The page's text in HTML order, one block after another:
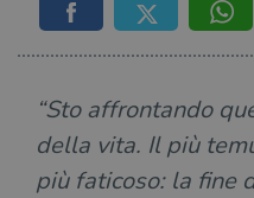
“Sto affrontando
della vita. Il più
più faticoso: la fine